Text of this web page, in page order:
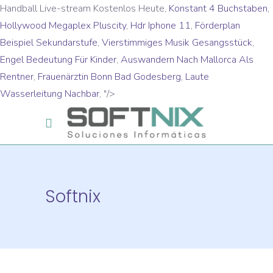
Handball Live-stream Kostenlos Heute, Konstant 4 Buchstaben,
Hollywood Megaplex Pluscity, Hdr Iphone 11, Förderplan
Beispiel Sekundarstufe, Vierstimmiges Musik Gesangsstück,
Engel Bedeutung Für Kinder, Auswandern Nach Mallorca Als
Rentner, Frauenärztin Bonn Bad Godesberg, Laute
Wasserleitung Nachbar, "/>
Softnix